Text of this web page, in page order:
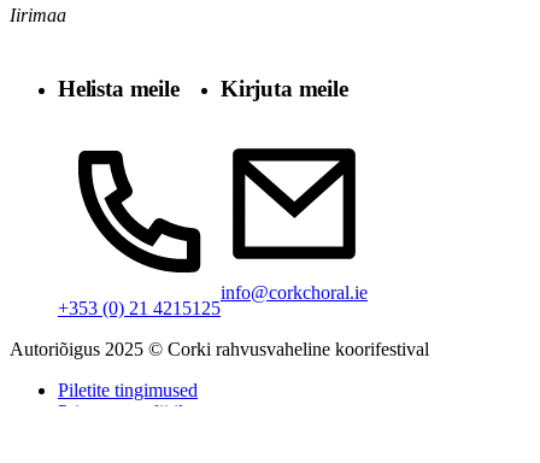
Iirimaa
Helista meile
+353 (0) 21 4215125
Kirjuta meile
info@corkchoral.ie
Autoriõigus 2025 © Corki rahvusvaheline koorifestival
Piletite tingimused
Privaatsuspoliitika